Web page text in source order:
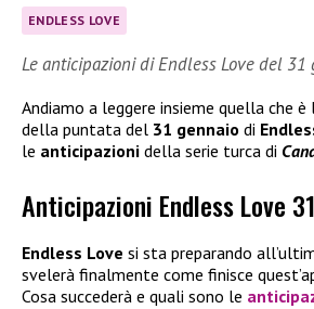
ENDLESS LOVE
Le anticipazioni di Endless Love del 31
Andiamo a leggere insieme quella che è
della puntata del 31 gennaio di
le anticipazioni della serie turca di
Anticipazioni Endless Love
Endless Love si sta preparando
svelerà finalmente come finisce
Cosa succederà e quali sono le